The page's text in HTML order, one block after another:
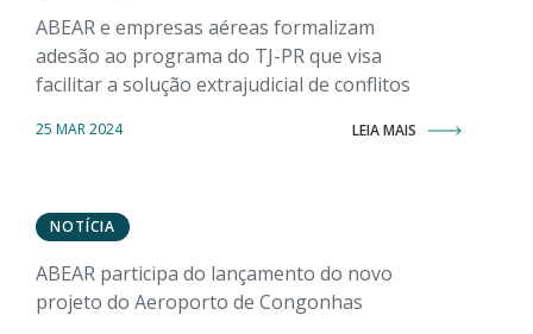
ABEAR e empresas aéreas formalizam
adesão ao programa do TJ-PR que visa
facilitar a solução extrajudicial de conflitos
25 MAR 2024 LEIA MAIS
NOTÍCIA
ABEAR participa do lançamento do novo
projeto do Aeroporto de Congonhas